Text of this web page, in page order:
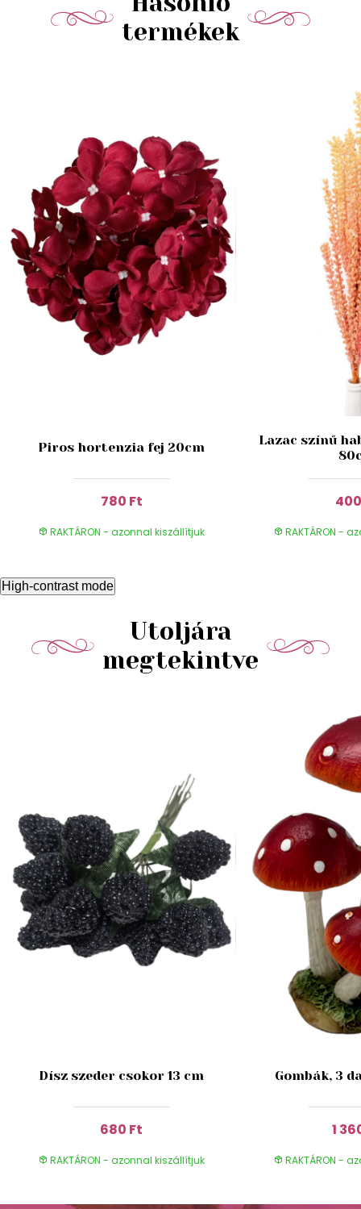
termékek
Piros hortenzia fej 20cm
780 Ft
RAKTÁRON - azonnal kiszállítjuk
Lazac színű
RAKTÁRON -
High-contrast mode
Utoljára
megtekintve
Dísz szeder csokor 13 cm
680 Ft
RAKTÁRON - azonnal kiszállítjuk
Gombák, 3
1
RAKTÁRON -